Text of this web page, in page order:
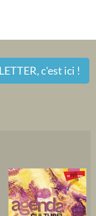
c'est ici !